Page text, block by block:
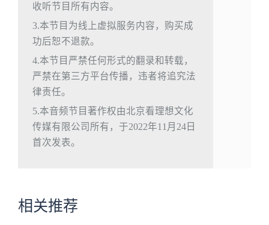
收听节目所有内容。
3.本节目为线上虚拟服务内容，购买成
功后恕不退款。
4.本节目严禁任何形式的翻录和转载，
严禁在第三方平台传播，违者将追究法
律责任。
5.本音频节目著作权由北京看理想文化
传媒有限公司所有，于2022年11月24日
首次发表。
相关推荐